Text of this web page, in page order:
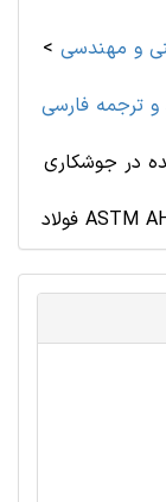
و مهندسی >
ترجمه فارسی
در جوشکاری